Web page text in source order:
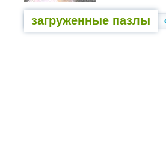
загруженные пазлы